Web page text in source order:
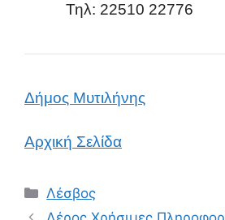
Τηλ: 22510 22776
Δήμος Μυτιλήνης
Αρχική Σελίδα
Κατηγορίες
Λέσβος